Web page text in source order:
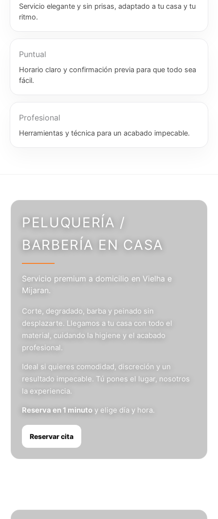
Servicio elegante y sin prisas, adaptado a tu casa y tu
ritmo.
Puntual
Horario claro y confirmación previa para que todo sea
fácil.
Profesional
Herramientas y técnica para un acabado impecable.
PELUQUERÍA /
BARBERÍA EN CASA
Servicio premium a domicilio en Vielha e
Mijaran.
Corte, degradado, barba y peinado sin
desplazarte. Llegamos a tu casa con todo el
material, cuidando la higiene y el acabado
profesional.
Ideal si quieres comodidad, discreción y un
resultado impecable. Tú pones el lugar, nosotros
la experiencia.
Reserva en 1 minuto y elige día y hora.
Reservar cita